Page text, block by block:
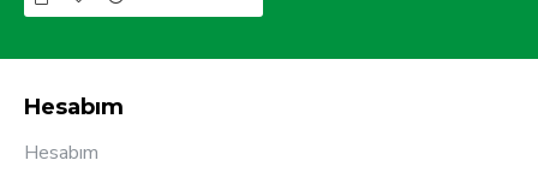
Hesabım
Hesabım